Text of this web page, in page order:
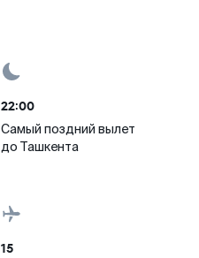
22:00
Самый поздний вылет
до Ташкента
15